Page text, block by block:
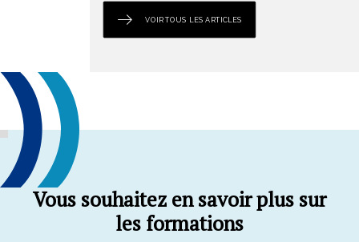
VOIR TOUS LES ARTICLES
Vous souhaitez en savoir plus sur
les formations